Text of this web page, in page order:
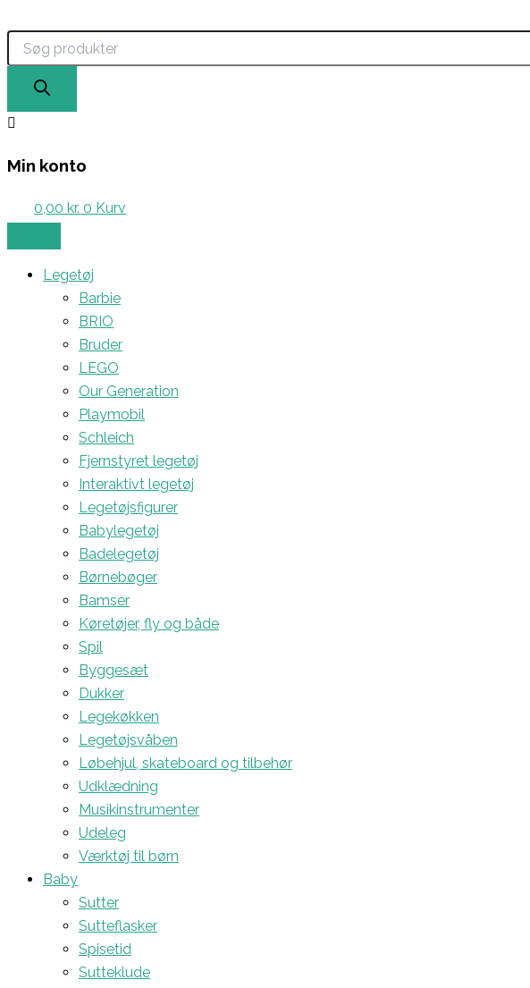
til
indholdet
Min konto
0,00 kr. 0 Kurv
Legetøj
Barbie
BRIO
Bruder
LEGO
Our Generation
Playmobil
Schleich
Fjernstyret legetøj
Interaktivt legetøj
Legetøjsfigurer
Babylegetøj
Badelegetøj
Børnebøger
Bamser
Køretøjer, fly og både
Spil
Byggesæt
Dukker
Legekøkken
Legetøjsvåben
Løbehjul, skateboard og tilbehør
Udklædning
Musikinstrumenter
Udeleg
Værktøj til børn
Baby
Sutter
Sutteflasker
Spisetid
Sutteklude